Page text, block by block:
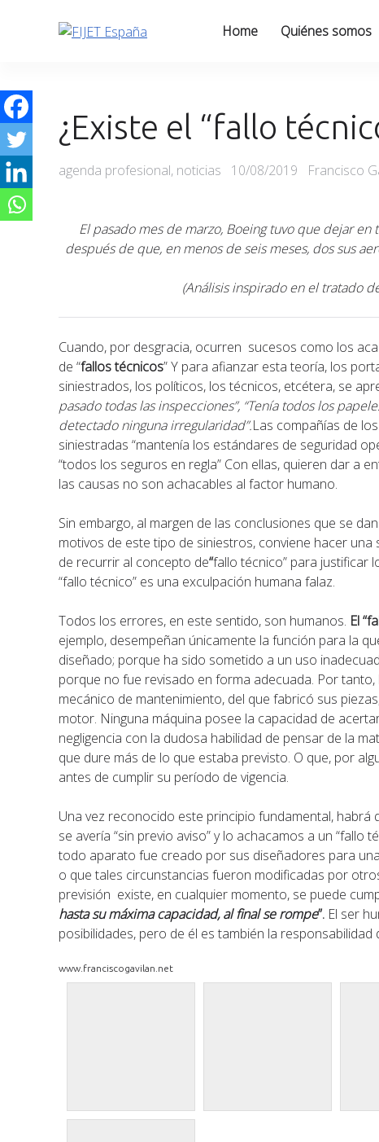
Home Quiénes somos
¿Existe el “fallo
Categories
agenda profesional, noticias
Posted
10/08/2019 Francisco
El pasado mes de marzo, Boeing tuvo que dejar
después de que, en menos de seis meses, dos sus
(Análisis inspirado en el tratado
Cuando, por desgracia, ocurren sucesos como los
de “fallos técnicos” Y para afianzar esta teoría, los
siniestrados, los políticos, los técnicos, etcétera, se
pasado todas las inspecciones”, “Tenía todos los
detectado ninguna irregularidad”.Las compañías de
siniestradas “mantenía los estándares de seguridad
“todos los seguros en regla” Con ellas, quieren dar a
las causas no son achacables al factor humano.
Sin embargo, al margen de las conclusiones que se
motivos de este tipo de siniestros, conviene hacer
de recurrir al concepto de“fallo técnico” para justificar
“fallo técnico” es una exculpación humana falaz.
Todos los errores, en este sentido, son humanos. El
ejemplo, desempeñan únicamente la función para la
diseñado; porque ha sido sometido a un uso
porque no fue revisado en forma adecuada. Por
mecánico de mantenimiento, del que fabricó sus
motor. Ninguna máquina posee la capacidad de
negligencia con la dudosa habilidad de pensar de la
que dure más de lo que estaba previsto. O que, por
antes de cumplir su período de vigencia.
Una vez reconocido este principio fundamental,
se avería “sin previo aviso” y lo achacamos a un
todo aparato fue creado por sus diseñadores para
o que tales circunstancias fueron modificadas por
previsión existe, en cualquier momento, se puede
hasta su máxima capacidad, al final se rompe”. El ser
posibilidades, pero de él es también la
www.franciscogavilan.net